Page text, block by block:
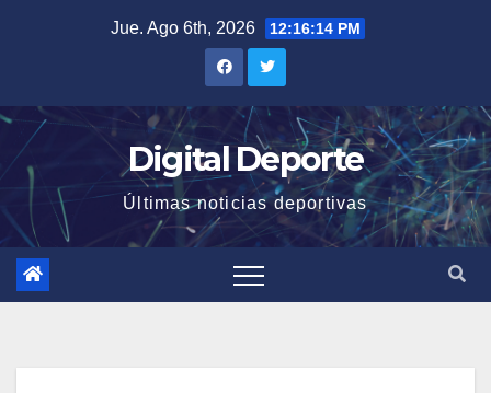
Jue. Ago 6th, 2026 12:16:14 PM
Digital Deporte
Últimas noticias deportivas